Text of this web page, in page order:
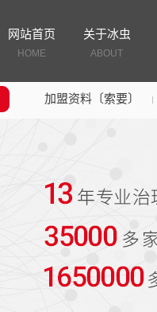
网站首页
HOME
关于冰虫
ABOUT
加盟资料〔索要〕